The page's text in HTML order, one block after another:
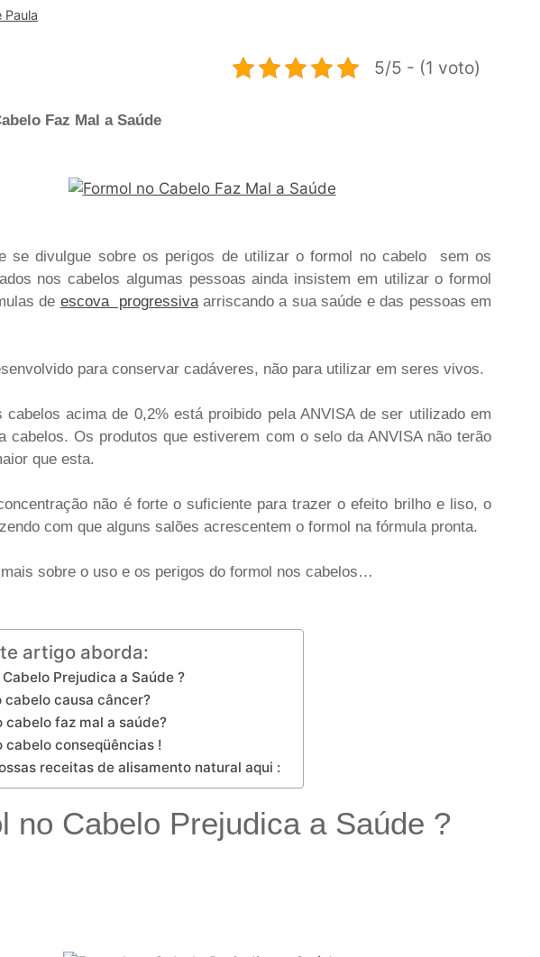
Paula
5/5 - (1 voto)
Faz Mal a Saúde
se divulgue sobre os perigos de utilizar o formol no cabelo sem os
nos cabelos algumas pessoas ainda insistem em utilizar o formol
de escova progressivaarriscando a sua saúde e das pessoas em
para conservar cadáveres, não para utilizar em seres vivos.
cabelos acima de 0,2% está proibido pela ANVISA de ser utilizado em
cabelos. Os produtos que estiverem com o selo da ANVISA não terão
que esta.
não é forte o suficiente para trazer o efeito brilho e liso, o
com que alguns salões acrescentem o formol na fórmula pronta.
sobre o uso e os perigos do formol nos cabelos…
artigo aborda:
Cabelo Prejudica a Saúde ?
cabelo causa câncer?
cabelo faz mal a saúde?
cabelo conseqüências !
receitas de alisamento natural aqui :
no Cabelo Prejudica a Saúde ?